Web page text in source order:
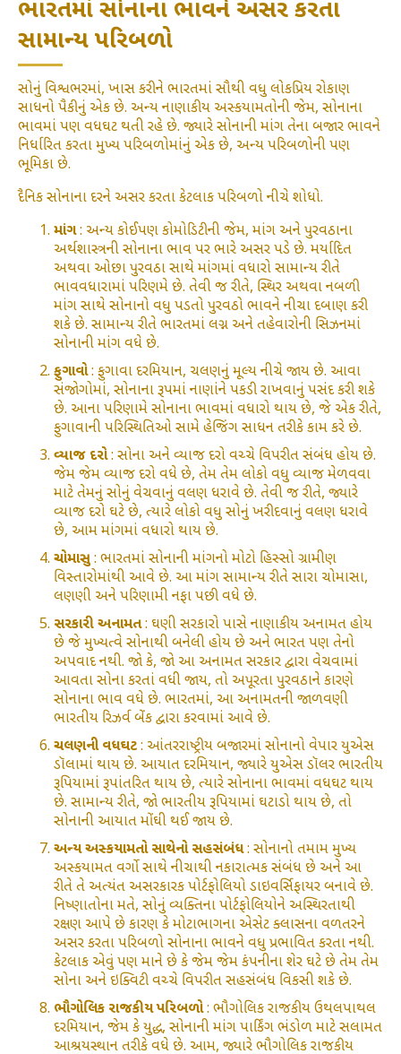
ભારતમાં સોનાના ભાવને અસર કરતા
સામાન્ય પરિબળો
સોનું વિશ્વભરમાં, ખાસ કરીને ભારતમાં સૌથી વધુ લોકપ્રિય રોકાણ
સાધનો પૈકીનું એક છે. અન્ય નાણાકીય અસ્કયામતોની જેમ, સોનાના
ભાવમાં પણ વધઘટ થતી રહે છે. જ્યારે સોનાની માંગ તેના બજાર ભાવને
નિર્ધારિત કરતા મુખ્ય પરિબળોમાંનું એક છે, અન્ય પરિબળોની પણ
ભૂમિકા છે.
દૈનિક સોનાના દરને અસર કરતા કેટલાક પરિબળો નીચે શોધો.
માંગ: અન્ય કોઈપણ કોમોડિટીની જેમ, માંગ અને પુરવઠાના
અર્થશાસ્ત્રની સોનાના ભાવ પર ભારે અસર પડે છે. મર્યાદિત
અથવા ઓછા પુરવઠા સાથે માંગમાં વધારો સામાન્ય રીતે
ભાવવધારામાં પરિણમે છે. તેવી જ રીતે, સ્થિર અથવા નબળી
માંગ સાથે સોનાનો વધુ પડતો પુરવઠો ભાવને નીચા દબાણ કરી
શકે છે. સામાન્ય રીતે ભારતમાં લગ્ન અને તહેવારોની સિઝનમાં
સોનાની માંગ વધે છે.
ફુગાવો: ફુગાવા દરમિયાન, ચલણનું મૂલ્ય નીચે જાય છે. આવા
સંજોગોમાં, સોનાના રૂપમાં નાણાંને પકડી રાખવાનું પસંદ કરી શકે
છે. આના પરિણામે સોનાના ભાવમાં વધારો થાય છે, જે એક રીતે,
ફુગાવાની પરિસ્થિતિઓ સામે હેજિંગ સાધન તરીકે કામ કરે છે.
વ્યાજ દરો: સોના અને વ્યાજ દરો વચ્ચે વિપરીત સંબંધ હોય છે.
જેમ જેમ વ્યાજ દરો વધે છે, તેમ તેમ લોકો વધુ વ્યાજ મેળવવા
માટે તેમનું સોનું વેચવાનું વલણ ધરાવે છે. તેવી જ રીતે, જ્યારે
વ્યાજ દરો ઘટે છે, ત્યારે લોકો વધુ સોનું ખરીદવાનું વલણ ધરાવે
છે, આમ માંગમાં વધારો થાય છે.
ચોમાસુ: ભારતમાં સોનાની માંગનો મોટો હિસ્સો ગ્રામીણ
વિસ્તારોમાંથી આવે છે. આ માંગ સામાન્ય રીતે સારા ચોમાસા,
લણણી અને પરિણામી નફા પછી વધે છે.
સરકારી અનામત: ઘણી સરકારો પાસે નાણાકીય અનામત હોય
છે જે મુખ્યત્વે સોનાથી બનેલી હોય છે અને ભારત પણ તેનો
અપવાદ નથી. જો કે, જો આ અનામત સરકાર દ્વારા વેચવામાં
આવતા સોના કરતાં વધી જાય, તો અપૂરતા પુરવઠાને કારણે
સોનાના ભાવ વધે છે. ભારતમાં, આ અનામતની જાળવણી
ભારતીય રિઝર્વ બેંક દ્વારા કરવામાં આવે છે.
ચલણની વધઘટ: આંતરરાષ્ટ્રીય બજારમાં સોનાનો વેપાર યુએસ
ડૉલામાં થાય છે. આયાત દરમિયાન, જ્યારે યુએસ ડૉલર ભારતીય
રૂપિયામાં રૂપાંતરિત થાય છે, ત્યારે સોનાના ભાવમાં વધઘટ થાય
છે. સામાન્ય રીતે, જો ભારતીય રૂપિયામાં ઘટાડો થાય છે, તો
સોનાની આયાત મોંઘી થઈ જાય છે.
અન્ય અસ્કયામતો સાથેનો સહસંબંધ: સોનાનો તમામ મુખ્ય
અસ્કયામત વર્ગો સાથે નીચાથી નકારાત્મક સંબંધ છે અને આ
રીતે તે અત્યંત અસરકારક પોર્ટફોલિયો ડાઇવર્સિફાયર બનાવે છે.
નિષ્ણાતોના મતે, સોનું વ્યક્તિના પોર્ટફોલિયોને અસ્થિરતાથી
રક્ષણ આપે છે કારણ કે મોટાભાગના એસેટ ક્લાસના વળતરને
અસર કરતા પરિબળો સોનાના ભાવને વધુ પ્રભાવિત કરતા નથી.
કેટલાક એવું પણ માને છે કે જેમ જેમ કંપનીના શેર ઘટે છે તેમ તેમ
સોના અને ઇક્વિટી વચ્ચે વિપરીત સહસંબંધ વિકસી શકે છે.
ભૌગોલિક રાજકીય પરિબળો: ભૌગોલિક રાજકીય ઉથલપાથલ
દરમિયાન, જેમ કે યુદ્ધ, સોનાની માંગ પાર્કિંગ ભંડોળ માટે સલામત
આશ્રયસ્થાન તરીકે વધે છે. આમ, જ્યારે ભૌગોલિક રાજકીય